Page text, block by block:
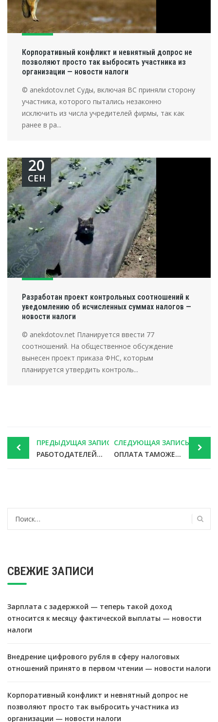
Корпоративный конфликт и невнятный допрос не
позволяют просто так выбросить участника из
организации — новости налоги
© anekdotov.net Суды, включая ВС приняли сторону
участника, которого пытались незаконно
исключить из числа учредителей фирмы, так как
ранее в ра...
Разработан проект контрольных соотношений к
уведомлению об исчисленных суммах налогов —
новости налоги
20
СЕН
© anekdotov.net Планируется ввести 77
соотношений. На общественное обсуждение
вынесен проект приказа ФНС, которым
планируется утвердить контроль...
Post
navigation
ПРЕДЫДУЩАЯ ЗАПИСЬ
РАБОТОДАТЕЛЕЙ ЗАСТАВЯТ ПРИНИМАТЬ НА РАБОТУ МОЛОДЫХ МАМ
СЛЕДУЮЩАЯ ЗАПИСЬ
ОПЛАТА ТАМОЖЕННЫХ ПОШЛИН ЗА ИНТЕРНЕТ-ПОКУПКИ СТАНЕТ ДОСТУПНА ОНЛАЙН
СВЕЖИЕ ЗАПИСИ
Зарплата с задержкой — теперь такой доход
относится к месяцу фактической выплаты — новости
налоги
Внедрение цифрового рубля в сферу налоговых
отношений принято в первом чтении — новости налоги
Корпоративный конфликт и невнятный допрос не
позволяют просто так выбросить участника из
организации — новости налоги